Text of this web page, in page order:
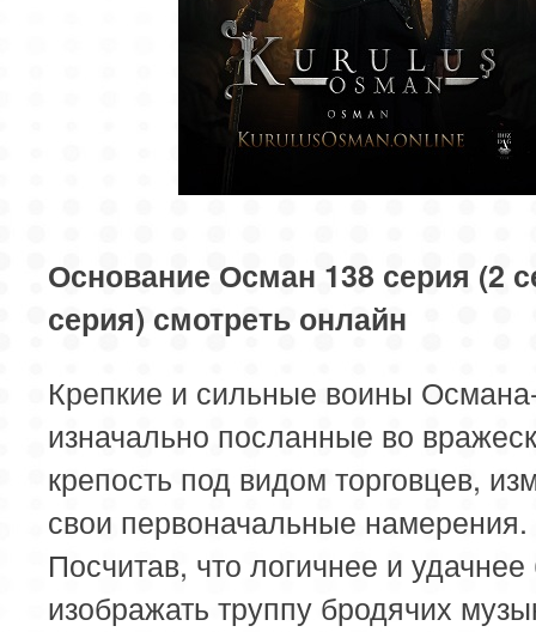
74 серия
75 серия
78 серия
79 серия
82 серия
83 серия
86 серия
87 серия
89 серия
90 серия
91 серия
93 серия
94 серия
95 серия
97 серия
98 серия 99 серия
101 серия
102 серия 103 серия
105 серия
106 серия 107 серия
109 серия
110 серия 111 серия
Основание Осман 138 серия (2
серия) смотреть онлайн
Крепкие и сильные воины
изначально посланные во
крепость под видом торговцев,
свои первоначальные намерения.
Посчитав, что логичнее и удачнее
изображать труппу бродячих